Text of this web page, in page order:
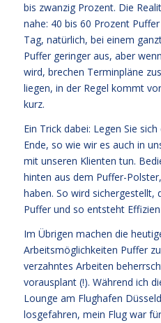
bis zwanzig Prozent. Die
nahe: 40 bis 60 Prozent
Tag, natürlich, bei einem
Puffer geringer aus, aber
wird, brechen Terminpläne
liegen, in der Regel kommt
kurz.
Ein Trick dabei: Legen Sie
Ende, so wie wir es auch in
mit unseren Klienten tun.
hinten aus dem Puffer-
haben. So wird sichergestellt,
Puffer und so entsteht
Im Übrigen machen die
Arbeitsmöglichkeiten Puffer
verzahntes Arbeiten
vorausplant (!). Während ich
Lounge am Flughafen
losgefahren, mein Flug war